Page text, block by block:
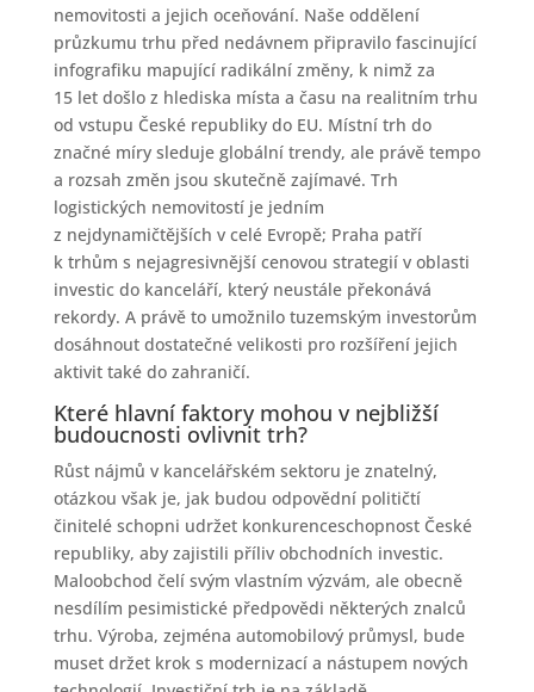
nemovitosti a jejich oceňování. Naše oddělení
průzkumu trhu před nedávnem připravilo fascinující
infografiku mapující radikální změny, k nimž za
15 let došlo z hlediska místa a času na realitním trhu
od vstupu České republiky do EU. Místní trh do
značné míry sleduje globální trendy, ale právě tempo
a rozsah změn jsou skutečně zajímavé. Trh
logistických nemovitostí je jedním
z nejdynamičtějších v celé Evropě; Praha patří
k trhům s nejagresivnější cenovou strategií v oblasti
investic do kanceláří, který neustále překonává
rekordy. A právě to umožnilo tuzemským investorům
dosáhnout dostatečné velikosti pro rozšíření jejich
aktivit také do zahraničí.
Které hlavní faktory mohou v nejbližší
budoucnosti ovlivnit trh?
Růst nájmů v kancelářském sektoru je znatelný,
otázkou však je, jak budou odpovědní političtí
činitelé schopni udržet konkurenceschopnost České
republiky, aby zajistili příliv obchodních investic.
Maloobchod čelí svým vlastním výzvám, ale obecně
nesdílím pesimistické předpovědi některých znalců
trhu. Výroba, zejména automobilový průmysl, bude
muset držet krok s modernizací a nástupem nových